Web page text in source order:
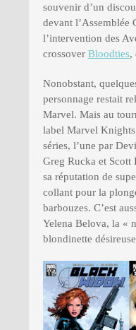
souvenir d’un
devant l’Assemblée
l’intervention des
crossover Bloodties,
Nonobstant,
personnage restait
Marvel. Mais au
label Marvel
séries, l’une par
Greg Rucka et Scott
sa réputation de
collant pour la
barbouzes. C’est
Yelena Belova, la «
blondinette